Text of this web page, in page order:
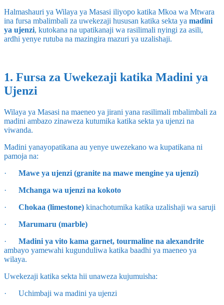
Halmashauri ya Wilaya ya Masasi iliyopo katika Mkoa wa Mtwara
ina fursa mbalimbali za uwekezaji hususan katika sekta ya madini
ya ujenzi, kutokana na upatikanaji wa rasilimali nyingi za asili,
ardhi yenye rutuba na mazingira mazuri ya uzalishaji.
1. Fursa za Uwekezaji katika Madini ya
Ujenzi
Wilaya ya Masasi na maeneo ya jirani yana rasilimali mbalimbali za
madini ambazo zinaweza kutumika katika sekta ya ujenzi na
viwanda.
Madini yanayopatikana au yenye uwezekano wa kupatikana ni
pamoja na:
· Mawe ya ujenzi (granite na mawe mengine ya ujenzi)
· Mchanga wa ujenzi na kokoto
· Chokaa (limestone) kinachotumika katika uzalishaji wa saruji
· Marumaru (marble)
· Madini ya vito kama garnet, tourmaline na alexandrite
ambayo yamewahi kugunduliwa katika baadhi ya maeneo ya
wilaya.
Uwekezaji katika sekta hii unaweza kujumuisha:
· Uchimbaji wa madini ya ujenzi